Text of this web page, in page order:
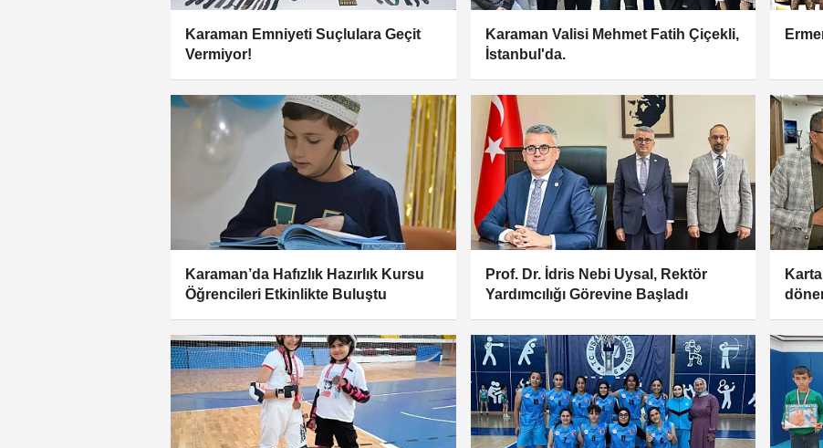
Karaman Emniyeti Suçlulara Geçit
Vermiyor!
Karaman Valisi Mehmet Fatih Çiçekli,
İstanbul'da.
Karaman’da Hafızlık Hazırlık Kursu
Öğrencileri Etkinlikte Buluştu
Prof. Dr. İdris Nebi Uysal, Rektör
Yardımcılığı Görevine Başladı